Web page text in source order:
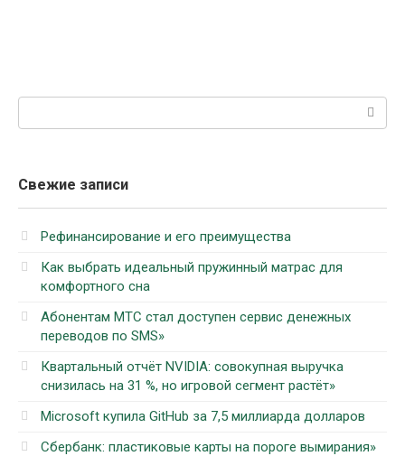
Свежие записи
Рефинансирование и его преимущества
Как выбрать идеальный пружинный матрас для
комфортного сна
Абонентам МТС стал доступен сервис денежных
переводов по SMS»
Квартальный отчёт NVIDIA: совокупная выручка
снизилась на 31 %, но игровой сегмент растёт»
Microsoft купила GitHub за 7,5 миллиарда долларов
Сбербанк: пластиковые карты на пороге вымирания»